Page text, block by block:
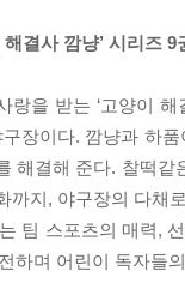
결사 깜냥’ 시리즈 9
랑을 받는 ‘고양이
장이다. 깜냥과 하
해결해 준다. 찰떡
까지, 야구장의 다채
팀 스포츠의 매력,
하며 어린이 독자들